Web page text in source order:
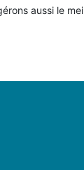
aussi le